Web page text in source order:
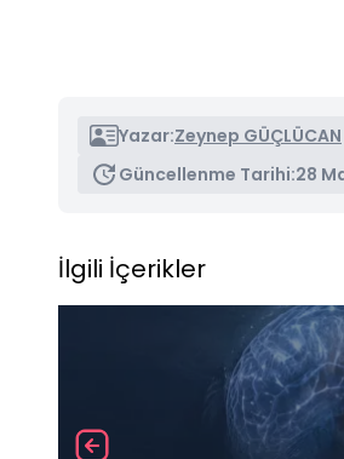
Yazar:Zeynep GÜÇLÜCAN
Güncellenme Tarihi:28
İlgili İçerikler